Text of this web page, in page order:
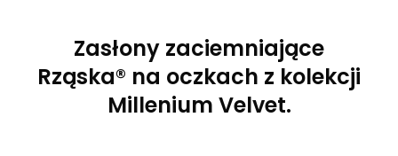
Zasłony zaciemniające
Rząska® na oczkach z kolekcji
Millenium Velvet.